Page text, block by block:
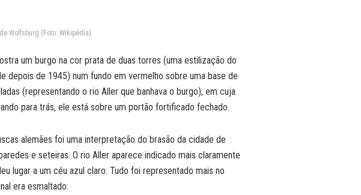
Wolfsburg (Foto: Wikipédia)
um burgo na cor prata de duas torres (uma estilização do
depois de 1945) num fundo em vermelho sobre uma base de
(representando o rio Aller que banhava o burgo), em cuja
para trás, ele está sobre um portão fortificado fechado.
alemães foi uma interpretação do brasão da cidade de
e seteiras. O rio Aller aparece indicado mais claramente
lugar a um céu azul claro. Tudo foi representado mais no
era esmaltado: